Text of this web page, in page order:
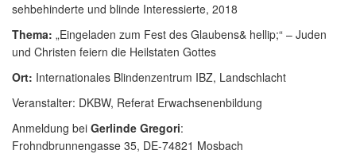
sehbehinderte und blinde Interessierte, 2018
Thema: „Eingeladen zum Fest des Glaubens& hellip;“ – Juden
und Christen feiern die Heilstaten Gottes
Ort: Internationales Blindenzentrum IBZ, Landschlacht
Veranstalter: DKBW, Referat Erwachsenenbildung
Anmeldung bei Gerlinde Gregori:
Frohndbrunnengasse 35, DE-74821 Mosbach